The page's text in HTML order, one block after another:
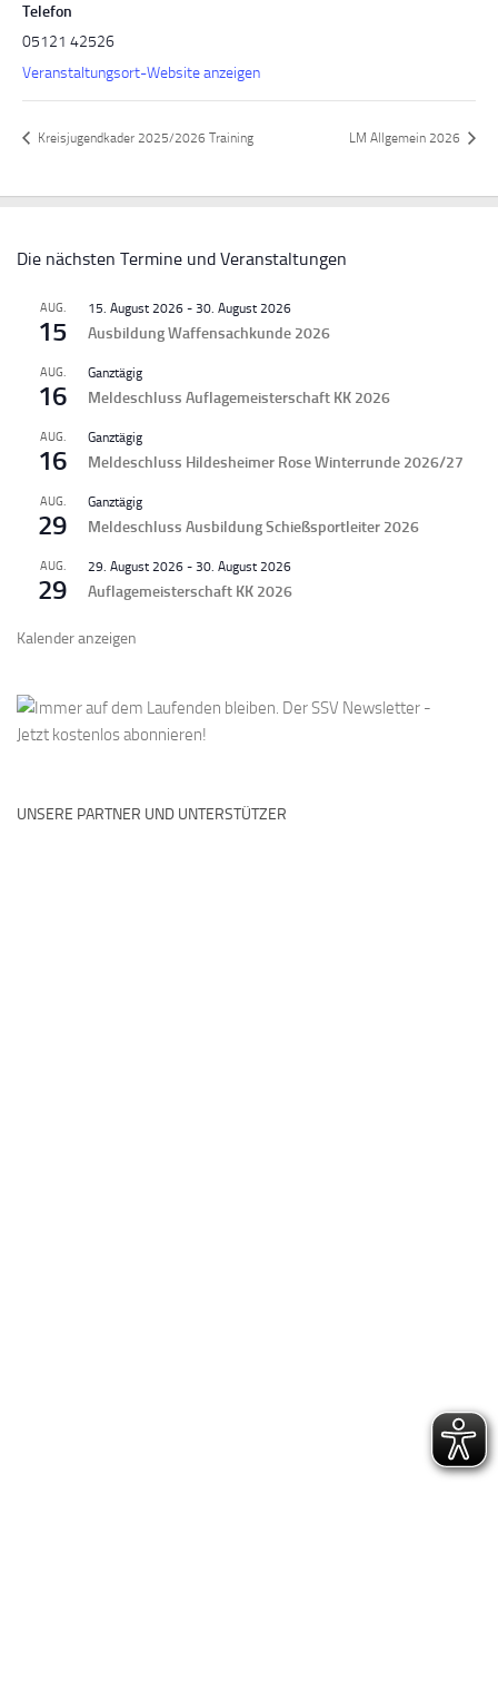
Telefon
05121 42526
Veranstaltungsort-Website anzeigen
Kreisjugendkader 2025/2026 Training LM Allgemein 2026
Die nächsten Termine und Veranstaltungen
AUG.
15
15. August 2026 - 30. August 2026
Ausbildung Waffensachkunde 2026
AUG.
16
Ganztägig
Meldeschluss Auflagemeisterschaft KK 2026
AUG.
16
Ganztägig
Meldeschluss Hildesheimer Rose Winterrunde 2026/27
AUG.
29
Ganztägig
Meldeschluss Ausbildung Schießsportleiter 2026
AUG.
29
29. August 2026 - 30. August 2026
Auflagemeisterschaft KK 2026
Kalender anzeigen
UNSERE PARTNER UND UNTERSTÜTZER